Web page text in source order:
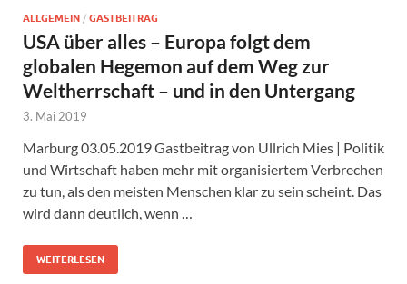
ALLGEMEIN / GASTBEITRAG
USA über alles – Europa folgt dem
globalen Hegemon auf dem Weg zur
Weltherrschaft – und in den Untergang
3. Mai 2019
Marburg 03.05.2019 Gastbeitrag von Ullrich Mies | Politik
und Wirtschaft haben mehr mit organisiertem Verbrechen
zu tun, als den meisten Menschen klar zu sein scheint. Das
wird dann deutlich, wenn …
WEITERLESEN